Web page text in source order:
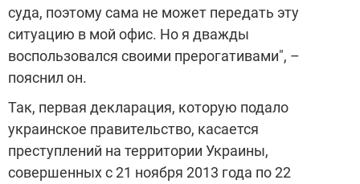
суда, поэтому сама не может передать эту
ситуацию в мой офис. Но я дважды
воспользовался своими прерогативами", –
пояснил он.
Так, первая декларация, которую подало
украинское правительство, касается
преступлений на территории Украины,
совершенных с 21 ноября 2013 года по 22